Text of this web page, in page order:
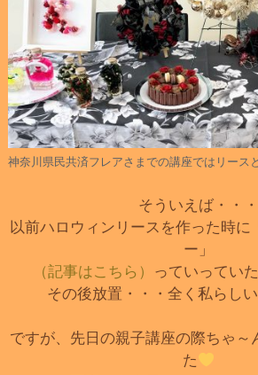
神奈川県民共済フレアさまでの講座ではリース
そういえば・・・
以前ハロウィンリースを作った時に
ー」
（記事はこちら）
っていってい
その後放置・・・全く私らし
ですが、先日の親子講座の際ちゃ～
た